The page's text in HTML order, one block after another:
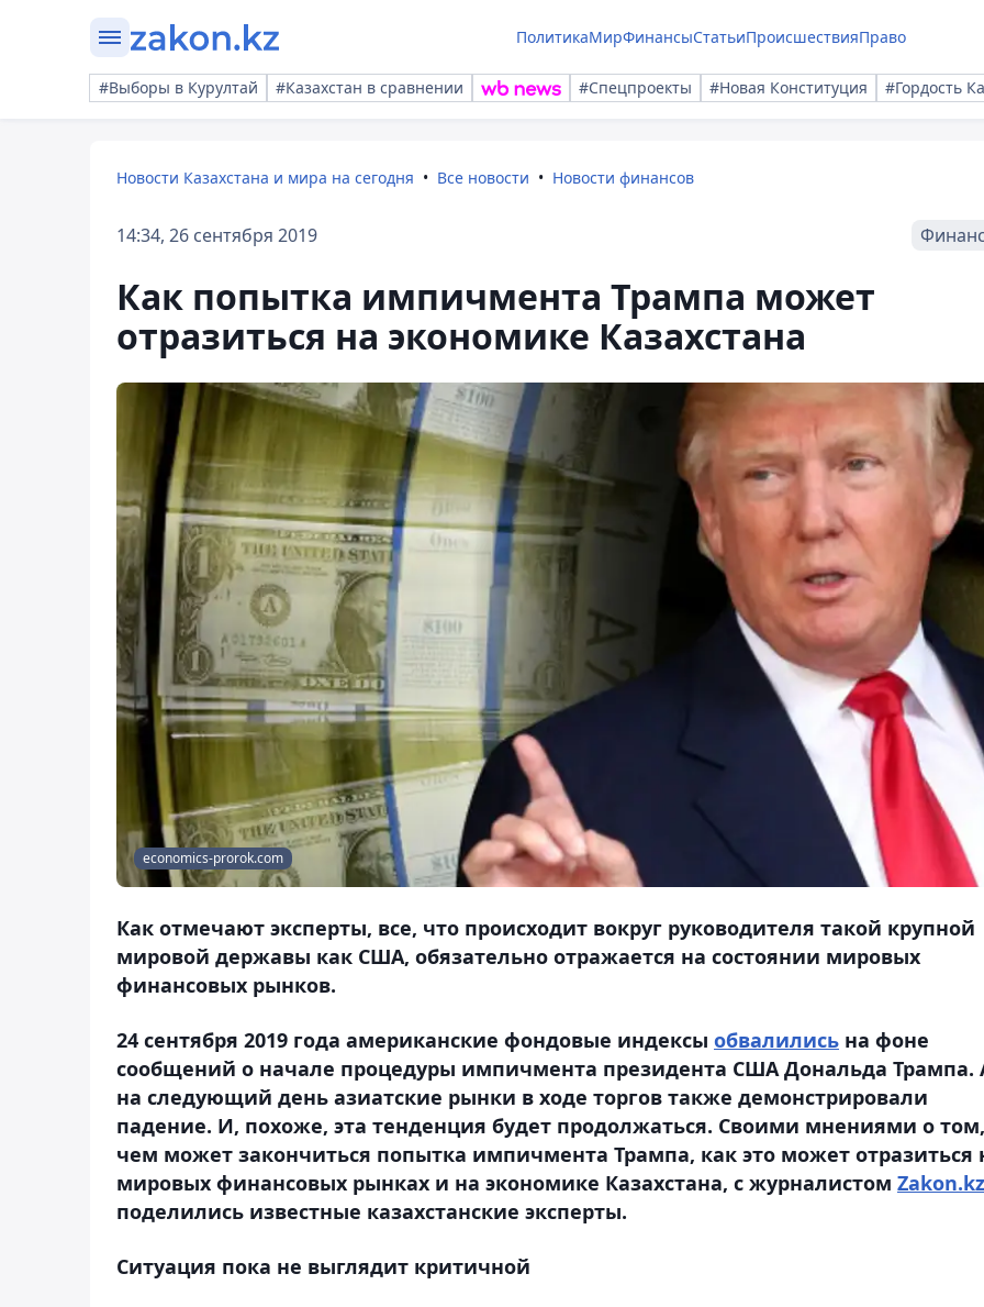
ПолитикаМирФинансыСтатьиПроисшествияПраво
#Выборы в Курултай #Казахстан в сравнении #Спецпроекты #Новая Конституция #Гордость
Новости Казахстана и мира на сегодня Все новости Новости финансов
14:34, 26 сентября 2019
Как попытка импичмента Трампа может
отразиться на экономике Казахстана
economics-prorok.com
Как отмечают эксперты, все, что происходит вокруг руководителя такой крупной
мировой державы как США, обязательно отражается на состоянии мировых
финансовых рынков.
24 сентября 2019 года американские фондовые индексы обвалились на фоне
сообщений о начале процедуры импичмента президента США Дональда Трампа.
на следующий день азиатские рынки в ходе торгов также демонстрировали
падение. И, похоже, эта тенденция будет продолжаться. Своими мнениями о том,
чем может закончиться попытка импичмента Трампа, как это может отразиться
мировых финансовых рынках и на экономике Казахстана, с журналистом Zakon.kz
поделились известные казахстанские эксперты.
Ситуация пока не выглядит критичной